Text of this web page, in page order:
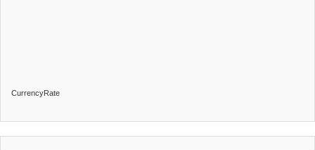
CurrencyRate